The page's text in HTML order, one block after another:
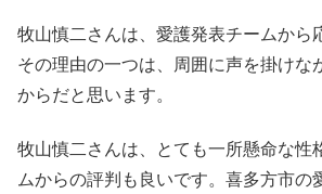
牧山慎二さんは、愛護発表チームから
その理由の一つは、周囲に声を掛けな
からだと思います。
牧山慎二さんは、とても一所懸命な性
ムからの評判も良いです。喜多方市の